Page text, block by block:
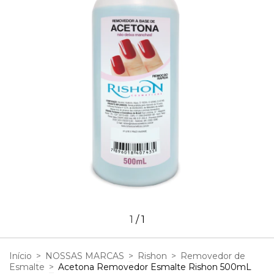
1 /1
Início > NOSSAS MARCAS > Rishon > Removedor de
Esmalte > Acetona Removedor Esmalte Rishon 500mL